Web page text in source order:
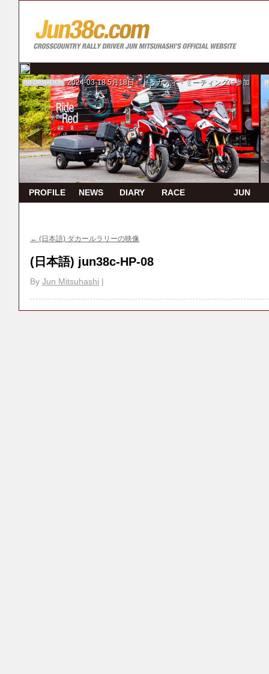
INFORMATION 2024-03-18 5月18日 ドゥカティ・ミーティングに参加
PROFILE NEWS DIARY RACE JUN
← (日本語) ダカールラリーの映像
(日本語) jun38c-HP-08
By Jun Mitsuhashi |